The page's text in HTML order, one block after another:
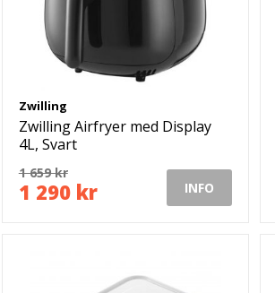
Zwilling
Zwilling Airfryer med Display
4L, Svart
1 659 kr
1 290 kr INFO